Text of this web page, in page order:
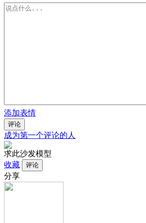
添加表情
评论
成为第一个评论的人
求此沙发模型
收藏
分享